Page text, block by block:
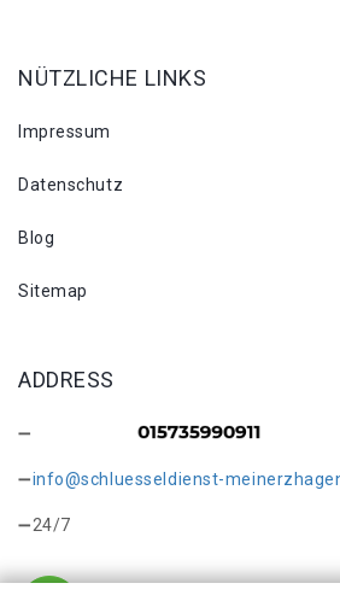
NÜTZLICHE LINKS
Impressum
Datenschutz
Blog
Sitemap
ADDRESS
info@schluesseldienst-
24/7